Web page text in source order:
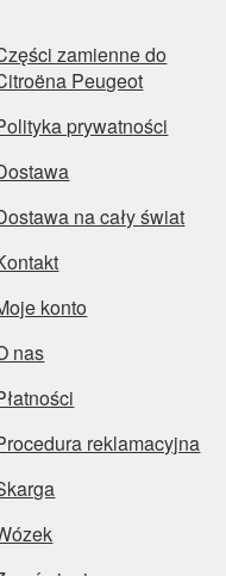
zamienne do
Peugeot
prywatności
na cały świat
konto
nas
reklamacyjna